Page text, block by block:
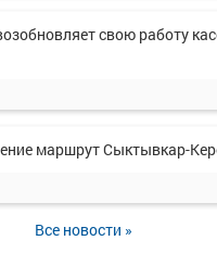
свою работу
маршрут Сыктывкар-
Все новости »